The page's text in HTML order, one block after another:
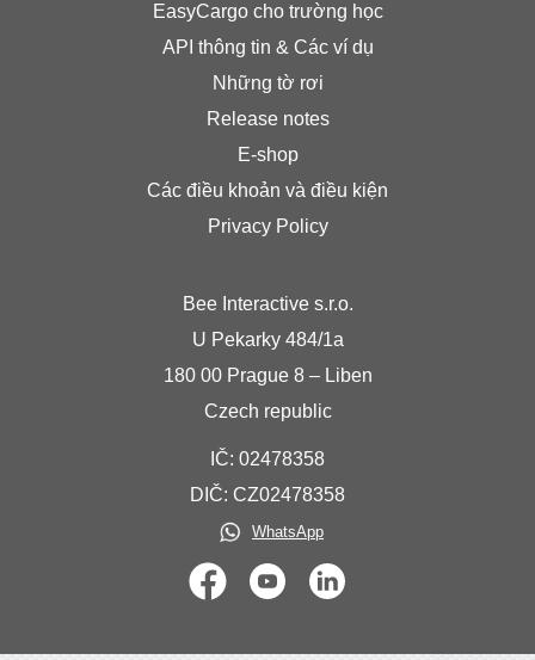
EasyCargo cho trường học
API thông tin & Các ví dụ
Những tờ rơi
Release notes
E-shop
Các điều khoản và điều kiện
Privacy Policy
Bee Interactive s.r.o.
U Pekarky 484/1a
180 00 Prague 8 – Liben
Czech republic
IČ: 02478358
DIČ: CZ02478358
WhatsApp